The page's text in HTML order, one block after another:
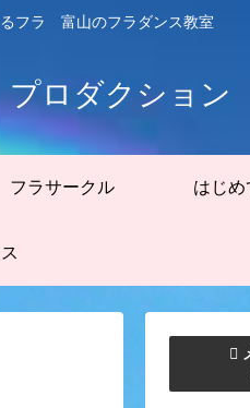
フラ 富山のフラダンス教室
ロダクション
フラサークル はじ